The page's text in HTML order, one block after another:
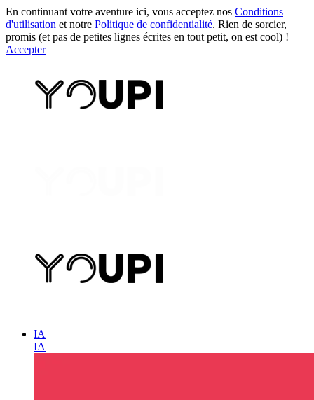
En continuant votre aventure ici, vous acceptez nos Conditions
d'utilisation et notre Politique de confidentialité. Rien de sorcier,
promis (et pas de petites lignes écrites en tout petit, on est cool) !
Accepter
IA
IA